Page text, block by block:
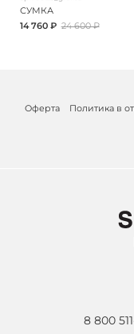
СУМКА
14 760 ₽ 24 600 ₽
Оферта
Политика в
8 800